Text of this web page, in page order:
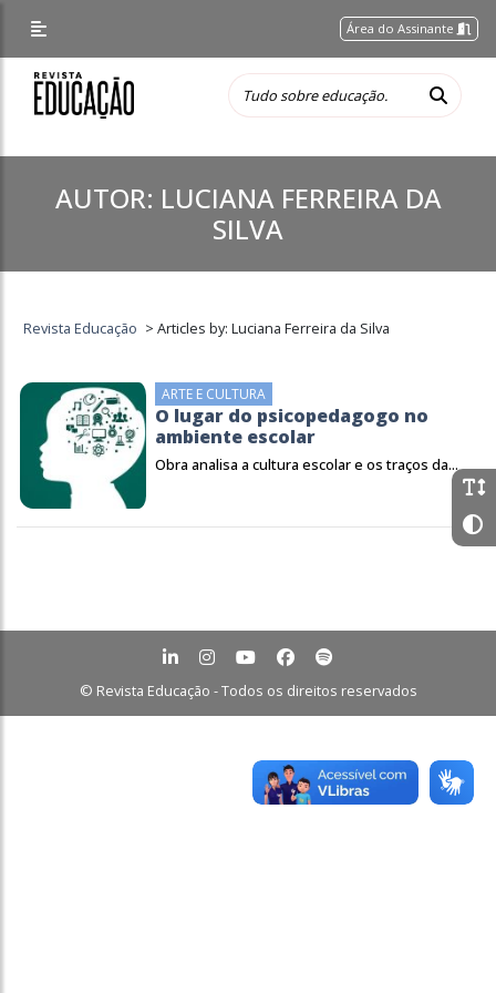
Área do Assinante
AUTOR: LUCIANA FERREIRA DA
SILVA
Revista Educação > Articles by: Luciana Ferreira da Silva
ARTE E CULTURA
O lugar do psicopedagogo no
ambiente escolar
Obra analisa a cultura escolar e os traços da...
© Revista Educação - Todos os direitos reservados